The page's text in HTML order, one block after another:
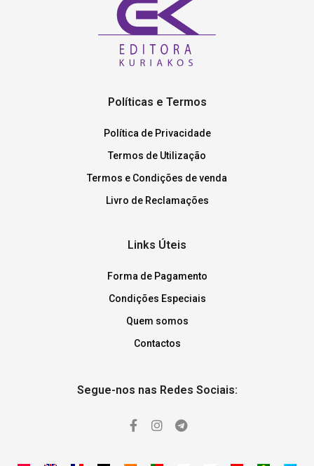
Políticas e Termos
Política de Privacidade
Termos de Utilização
Termos e Condições de venda
Livro de Reclamações
Links Úteis
Forma de Pagamento
Condições Especiais
Quem somos
Contactos
Segue-nos nas Redes Sociais: